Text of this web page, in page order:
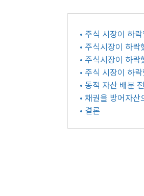
• 주식 시장이 하
• 주식시장이 하락
• 주식시장이 하
• 주식 시장이 하
• 동적 자산 배분
• 채권을 방어자
• 결론